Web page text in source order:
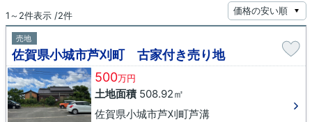
1～2件表示 /2件
売地
佐賀県小城市芦刈町 古家付き売り地
500万円
土地面積508.92㎡
佐賀県小城市芦刈町芦溝